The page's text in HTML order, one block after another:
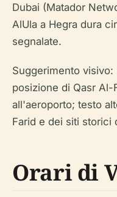
Dubai (Matador
AlUla a Hegra dura
segnalate.
Suggerimento
posizione di Qasr Al-
all'aeroporto; testo
Farid e dei siti storici
Orari di